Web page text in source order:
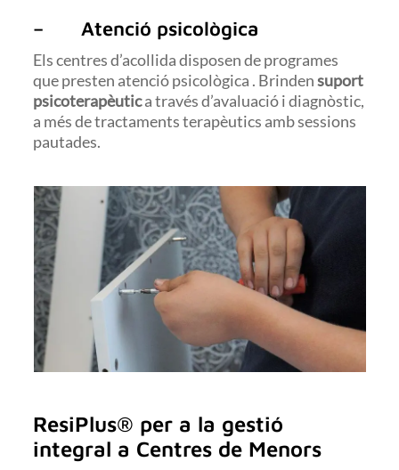
– Atenció psicològica
Els centres d’acollida disposen de programes
que presten atenció psicològica . Brindensuport
psicoterapèutica través d’avaluació i diagnòstic,
a més de tractaments terapèutics amb sessions
pautades.
ResiPlus® per a la gestió
integral a Centres de Menors